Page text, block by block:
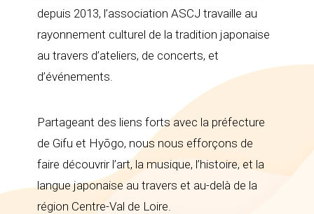
depuis 2013, l’association ASCJ travaille au
rayonnement culturel de la tradition japonaise
au travers d’ateliers, de concerts, et
d’événements.
Partageant des liens forts avec la préfecture
de Gifu et Hyōgo, nous nous efforçons de
faire découvrir l’art, la musique, l’histoire, et la
langue japonaise au travers et au-delà de la
région Centre-Val de Loire.